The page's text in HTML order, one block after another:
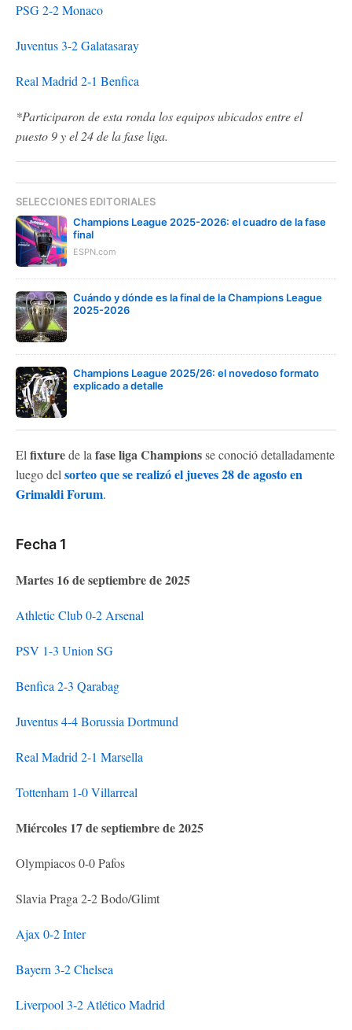
PSG 2-2 Monaco
Juventus 3-2 Galatasaray
Real Madrid 2-1 Benfica
*Participaron de esta ronda los equipos ubicados entre el
puesto 9 y el 24 de la fase liga.
SELECCIONES EDITORIALES
Champions League 2025-2026: el cuadro de la fase
final
ESPN.com
Cuándo y dónde es la final de la Champions League
2025-2026
Champions League 2025/26: el novedoso formato
explicado a detalle
El fixturede la fase liga Championsse conoció detalladamente
luego del sorteo que se realizó el jueves 28 de agosto en
Grimaldi Forum.
Fecha 1
Martes 16 de septiembre de 2025
Athletic Club 0-2 Arsenal
PSV 1-3 Union SG
Benfica 2-3 Qarabag
Juventus 4-4 Borussia Dortmund
Real Madrid 2-1 Marsella
Tottenham 1-0 Villarreal
Miércoles 17 de septiembre de 2025
Olympiacos 0-0 Pafos
Slavia Praga 2-2 Bodo/Glimt
Ajax 0-2 Inter
Bayern 3-2 Chelsea
Liverpool 3-2 Atlético Madrid